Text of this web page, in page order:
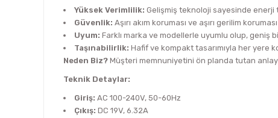
Yüksek Verimlilik: Gelişmiş teknoloji sayesinde enerji
Güvenlik: Aşırı akım koruması ve aşırı gerilim
Uyum: Farklı marka ve modellerle uyumlu olup, geniş
Taşınabilirlik: Hafif ve kompakt tasarımıyla her yere
Neden Biz? Müşteri memnuniyetini ön planda tutan
Teknik Detaylar:
Giriş: AC 100-240V, 50-60Hz
Çıkış: DC 19V, 6.32A